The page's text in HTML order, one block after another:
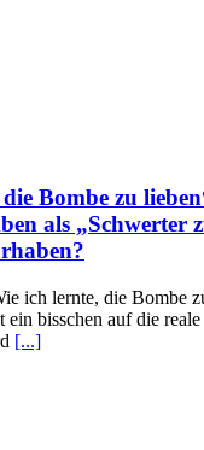
Bombe zu
als „Schwerter
ich lernte, die Bombe
bisschen auf die
[...]